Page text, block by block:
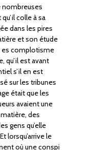
nombreuses
colle à sa
dans les pires
et son étude
es complotisme
qu’il est avant
s’il en est
sur les tribunes
était que les
avaient une
des
gens qu’elle
lorsqu’arrive le
où une conspi